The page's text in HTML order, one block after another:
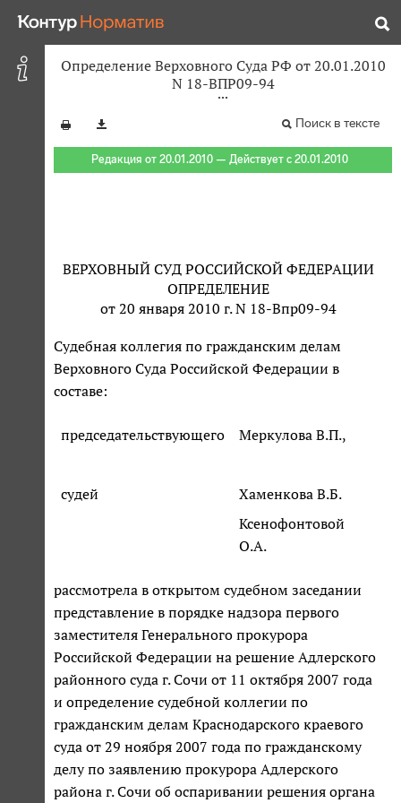
Определение Верховного Суда РФ от 20.01.2010
N 18-ВПР09-94
Поиск в тексте
Редакция от 20.01.2010 — Действует с 20.01.2010
ВЕРХОВНЫЙ СУД РОССИЙСКОЙ ФЕДЕРАЦИИ
ОПРЕДЕЛЕНИЕ
от 20 января 2010 г. N 18-Впр09-94
Судебная коллегия по гражданским делам
Верховного Суда Российской Федерации в
составе:
председательствующего Меркулова В.П.,
судей
Хаменкова В.Б.
Ксенофонтовой
О.А.
рассмотрела в открытом судебном заседании
представление в порядке надзора первого
заместителя Генерального прокурора
Российской Федерации на решение Адлерского
районного суда г. Сочи от 11 октября 2007 года
и определение судебной коллегии по
гражданским делам Краснодарского краевого
суда от 29 ноября 2007 года по гражданскому
делу по заявлению прокурора Адлерского
района г. Сочи об оспаривании решения органа